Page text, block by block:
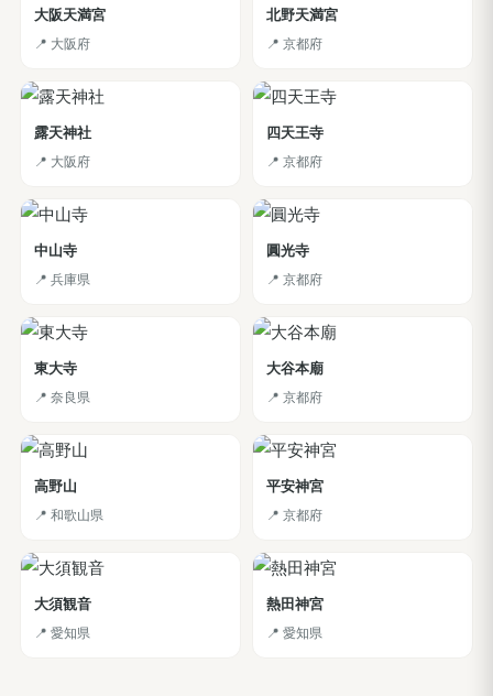
大阪天満宮
📍 大阪府
北野天満宮
📍 京都府
露天神社
📍 大阪府
四天王寺
📍 京都府
中山寺
📍 兵庫県
圓光寺
📍 京都府
東大寺
📍 奈良県
大谷本廟
📍 京都府
高野山
📍 和歌山県
平安神宮
📍 京都府
大須観音
📍 愛知県
熱田神宮
📍 愛知県